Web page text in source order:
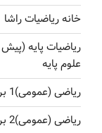
خانه ریاضیات راشا
ریاضیات پایه
علوم پایه
ریاضی (عمومی)1 برای کارشناسی فنی و غلوم پایه
ریاضی (عمومی)2 برای کارشناسی فنی و غلوم پایه